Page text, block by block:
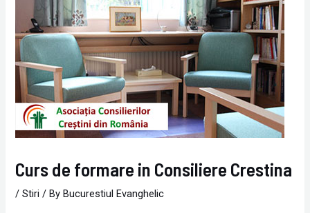
Curs de formare in Consiliere Crestina
/Stiri / ByBucurestiul Evanghelic